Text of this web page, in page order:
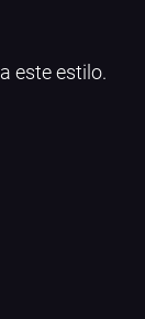
este estilo.